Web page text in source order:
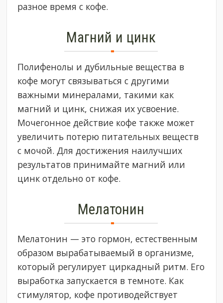
разное время с кофе.
Магний и цинк
Полифенолы и дубильные вещества в
кофе могут связываться с другими
важными минералами, такими как
магний и цинк, снижая их усвоение.
Мочегонное действие кофе также может
увеличить потерю питательных веществ
с мочой. Для достижения наилучших
результатов принимайте магний или
цинк отдельно от кофе.
Мелатонин
Мелатонин — это гормон, естественным
образом вырабатываемый в организме,
который регулирует циркадный ритм. Его
выработка запускается в темноте. Как
стимулятор, кофе противодействует